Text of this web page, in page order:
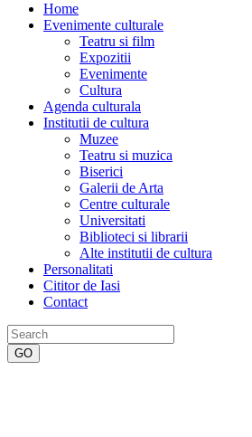
Home
Evenimente culturale
Teatru si film
Expozitii
Evenimente
Cultura
Agenda culturala
Institutii de cultura
Muzee
Teatru si muzica
Biserici
Galerii de Arta
Centre culturale
Universitati
Biblioteci si librarii
Alte institutii de cultura
Personalitati
Cititor de Iasi
Contact